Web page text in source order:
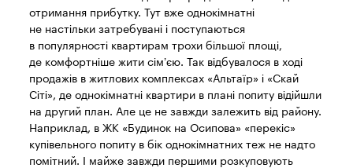
отримання прибутку. Тут вже однокімнатні
не настільки затребувані і поступаються
в популярності квартирам трохи більшої площі,
де комфортніше жити сім’єю. Так відбувалося в ході
продажів в житлових комплексах «Альтаїр» і «Скай
Сіті», де однокімнатні квартири в плані попиту відійшли
на другий план. Але це не завжди залежить від району.
Наприклад, в ЖК «Будинок на Осипова» «перекіс»
купівельного попиту в бік однокімнатних теж не надто
помітний. І майже завжди першими розкуповують